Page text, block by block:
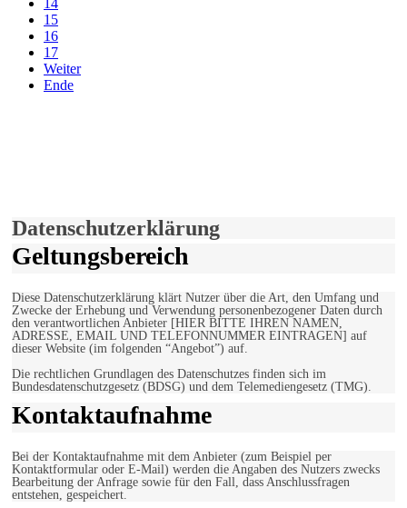
15
16
17
Weiter
Ende
Datenschutzerklärung
Geltungsbereich
Diese Datenschutzerklärung klärt Nutzer über die Art, den Umfang und
Zwecke der Erhebung und Verwendung personenbezogener Daten durch
den verantwortlichen Anbieter [HIER BITTE IHREN NAMEN,
ADRESSE, EMAIL UND TELEFONNUMMER EINTRAGEN] auf
dieser Website (im folgenden “Angebot”) auf.
Die rechtlichen Grundlagen des Datenschutzes finden sich im
Bundesdatenschutzgesetz (BDSG) und dem Telemediengesetz (TMG).
Kontaktaufnahme
Bei der Kontaktaufnahme mit dem Anbieter (zum Beispiel per
Kontaktformular oder E-Mail) werden die Angaben des Nutzers zwecks
Bearbeitung der Anfrage sowie für den Fall, dass Anschlussfragen
entstehen, gespeichert.